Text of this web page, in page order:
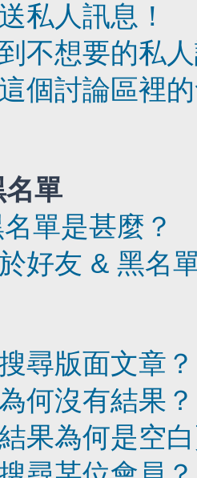
私人訊息！
不想要的私
個討論區裡
單
單是甚麼？
好友 & 黑名
尋版面文章？
何沒有結果？
果為何是空